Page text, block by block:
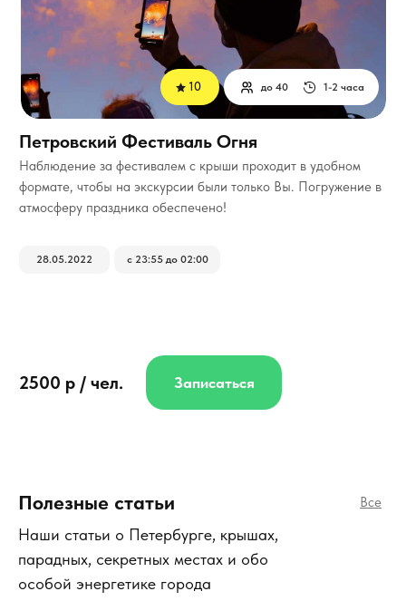
Наблюдение за фестивалем с крыши проходит в удобном
формате, чтобы на экскурсии были только Вы. Погружение в
атмосферу праздника обеспечено!
2500 р / чел.
1-2 часа
до 40
28.05.2022 с 23:55 до 02:00
Записаться
Петровский Фестиваль Огня
10
Полезные статьи
Наши статьи о Петербурге, крышах,
парадных, секретных местах и обо
особой энергетике города
Все